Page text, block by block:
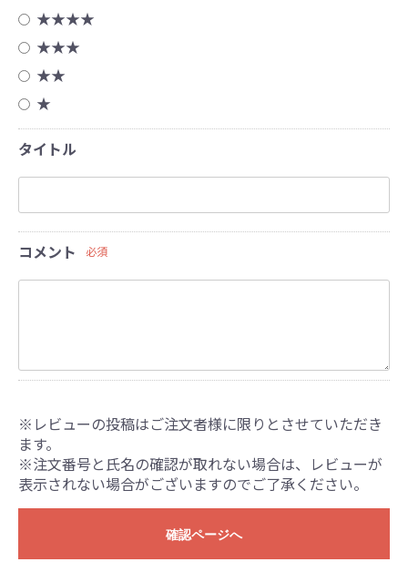
★★★★
★★★
★★
★
タイトル
コメント 必須
※レビューの投稿はご注文者様に限りとさせていただき
ます。
※注文番号と氏名の確認が取れない場合は、レビューが
表示されない場合がございますのでご了承ください。
確認ページへ